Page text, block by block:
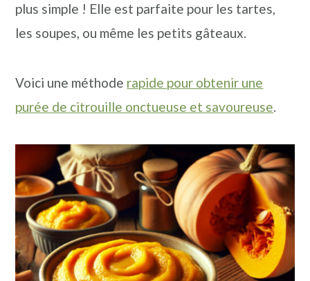
plus simple ! Elle est parfaite pour les tartes,
les soupes, ou même les petits gâteaux.
Voici une méthode rapide pour obtenir une
purée de citrouille onctueuse et savoureuse.